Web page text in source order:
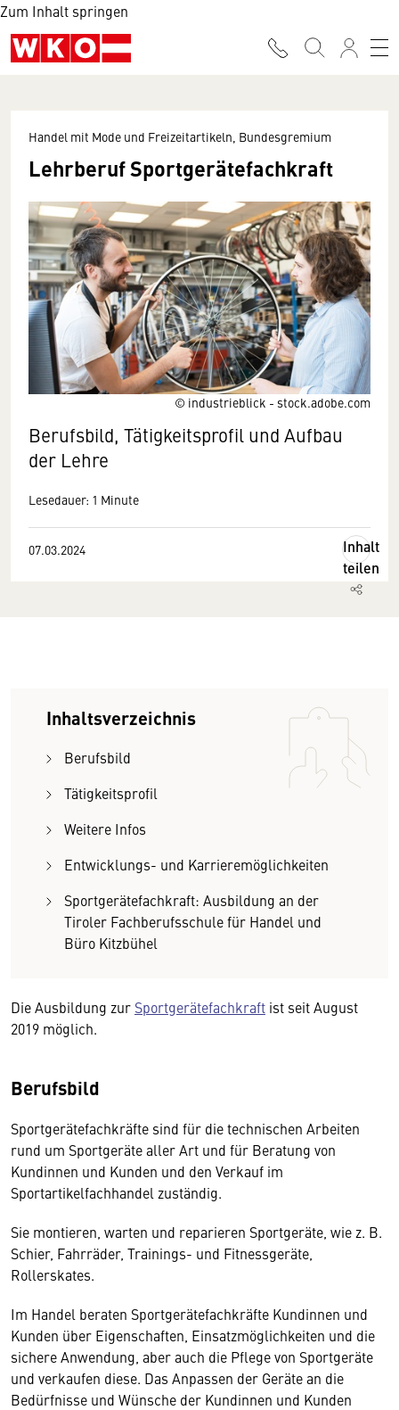
Zum Inhalt springen
© industrieblick - stock.adobe.com
Handel mit Mode und Freizeitartikeln, Bundesgremium
Lehrberuf Sportgerätefachkraft
Berufsbild, Tätigkeitsprofil und Aufbau
der Lehre
Lesedauer: 1 Minute
07.03.2024
Inhalt
teilen
Inhaltsverzeichnis
Berufsbild
Tätigkeitsprofil
Weitere Infos
Entwicklungs- und Karrieremöglichkeiten
Sportgerätefachkraft: Ausbildung an der
Tiroler Fachberufsschule für Handel und
Büro Kitzbühel
Die Ausbildung zur Sportgerätefachkraft ist seit August
2019 möglich.
Berufsbild
Sportgerätefachkräfte sind für die technischen Arbeiten
rund um Sportgeräte aller Art und für Beratung von
Kundinnen und Kunden und den Verkauf im
Sportartikelfachhandel zuständig.
Sie montieren, warten und reparieren Sportgeräte, wie z. B.
Schier, Fahrräder, Trainings- und Fitnessgeräte,
Rollerskates.
Im Handel beraten Sportgerätefachkräfte Kundinnen und
Kunden über Eigenschaften, Einsatzmöglichkeiten und die
sichere Anwendung, aber auch die Pflege von Sportgeräte
und verkaufen diese. Das Anpassen der Geräte an die
Bedürfnisse und Wünsche der Kundinnen und Kunden